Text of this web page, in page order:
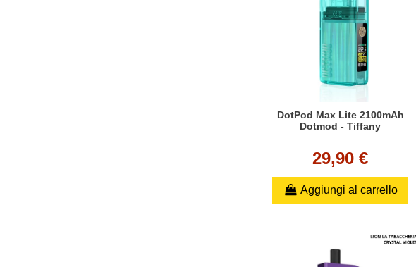
DotPod Max Lite 2100mAh
Dotmod - Tiffany
29,90 €
Aggiungi al carrello